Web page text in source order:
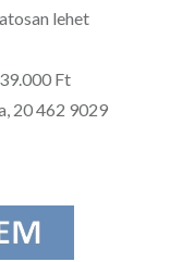
lehet
Ft
20 462 9029